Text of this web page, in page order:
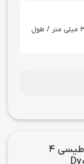
ارتفاع 32mm میلی متر / عرض 32mm میلی متر / طول
دسته بازی مغناطیسی 4